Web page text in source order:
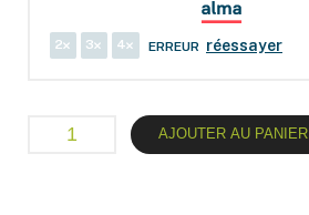
2 3 4 ERREUR réessayer
AJOUTER AU PANIER